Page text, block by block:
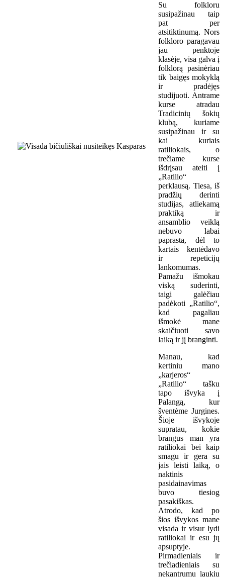
Su folkloru
susipažinau taip
pat per
atsitiktinumą. Nors
folkloro paragavau
jau penktoje
klasėje, visa galva į
folklorą pasinėriau
tik baigęs mokyklą
ir pradėjęs
studijuoti. Antrame
kurse atradau
Tradicinių šokių
klubą, kuriame
susipažinau ir su
kai kuriais
ratiliokais, o
trečiame kurse
išdrįsau ateiti į
„Ratilio“
perklausą. Tiesa, iš
pradžių derinti
studijas, atliekamą
praktiką ir
ansamblio veiklą
nebuvo labai
paprasta, dėl to
kartais kentėdavo
ir repeticijų
lankomumas.
Pamažu išmokau
viską suderinti,
taigi galėčiau
padėkoti „Ratilio“,
kad pagaliau
išmokė mane
skaičiuoti savo
laiką ir jį branginti.
Manau, kad
kertiniu mano
„karjeros“
„Ratilio“ tašku
tapo išvyka į
Palangą, kur
šventėme Jurgines.
Šioje išvykoje
supratau, kokie
brangūs man yra
ratiliokai bei kaip
smagu ir gera su
jais leisti laiką, o
naktinis
pasidainavimas
buvo tiesiog
pasakiškas.
Atrodo, kad po
šios išvykos mane
visada ir visur lydi
ratiliokai ir esu jų
apsuptyje.
Pirmadieniais ir
trečiadieniais su
nekantrumu laukiu